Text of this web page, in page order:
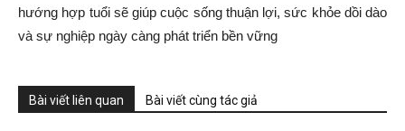
hướng hợp tuổi sẽ giúp cuộc sống thuận lợi, sức khỏe dồi dào
và sự nghiệp ngày càng phát triển bền vững
Bài viết liên quan Bài viết cùng tác giả